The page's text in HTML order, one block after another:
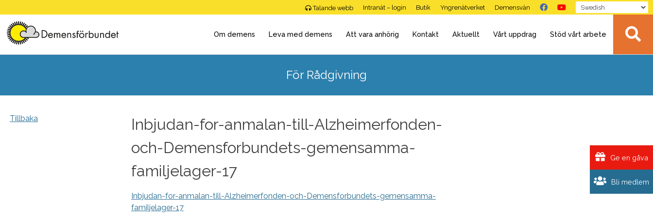
to
content
Talande webb Intranät – login Butik Yngrenätverket Demensvän
Om demens Leva med demens Att vara anhörig Kontakt Aktuellt Vårt uppdrag Stöd vårt arbete
För Rådgivning
Tillbaka
Inbjudan-for-anmalan-till-Alzheimerfonden-
och-Demensforbundets-gemensamma-
familjelager-17
Inbjudan-for-anmalan-till-Alzheimerfonden-och-Demensforbundets-gemensamma-
familjelager-17
Bli medlem
Ge en gåva